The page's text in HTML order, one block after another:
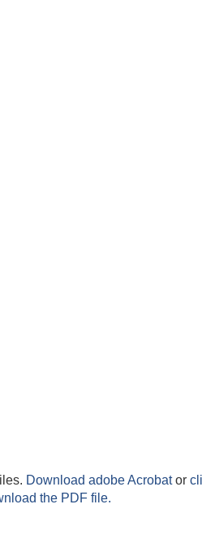
Download adobe Acrobator
the PDF file.